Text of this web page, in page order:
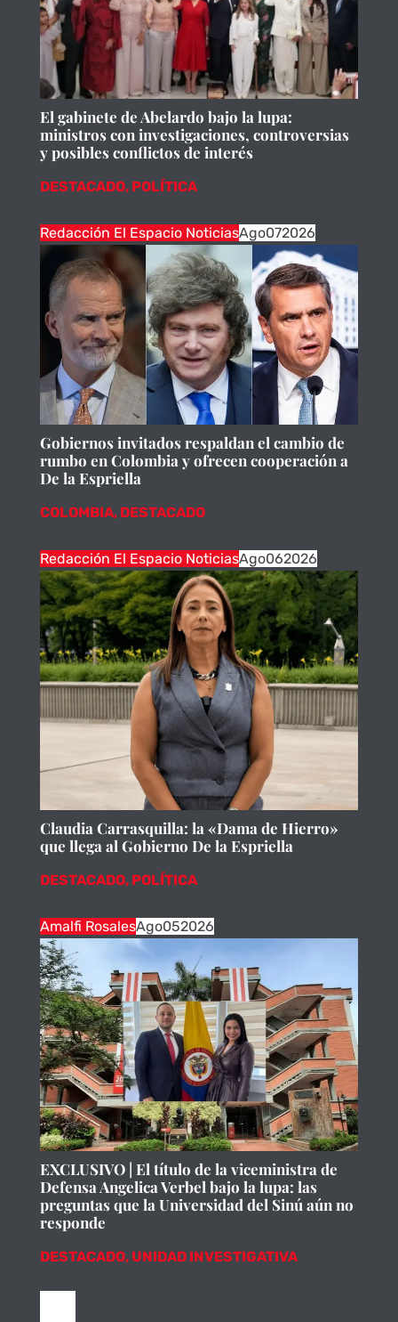
El gabinete de Abelardo bajo la lupa:
ministros con investigaciones, controversias
y posibles conflictos de interés
DESTACADO, POLÍTICA
Redacción El Espacio NoticiasAgo072026
Gobiernos invitados respaldan el cambio de
rumbo en Colombia y ofrecen cooperación a
De la Espriella
COLOMBIA, DESTACADO
Redacción El Espacio NoticiasAgo062026
Claudia Carrasquilla: la «Dama de Hierro»
que llega al Gobierno De la Espriella
DESTACADO, POLÍTICA
Amalfi RosalesAgo052026
EXCLUSIVO | El título de la viceministra de
Defensa Angelica Verbel bajo la lupa: las
preguntas que la Universidad del Sinú aún no
responde
DESTACADO, UNIDAD INVESTIGATIVA